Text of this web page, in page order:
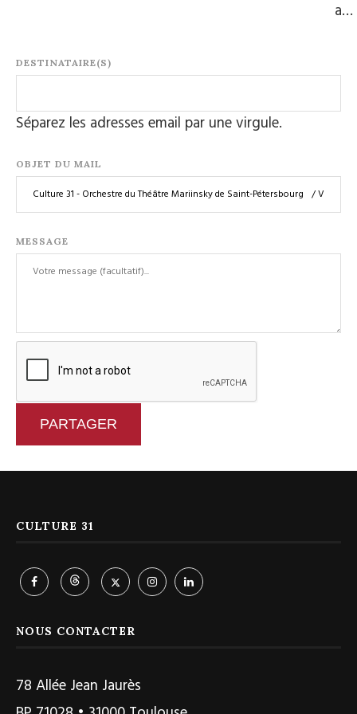
a…
DESTINATAIRE(S)
Séparez les adresses email par une virgule.
OBJET DU MAIL
MESSAGE
PARTAGER
CULTURE 31
NOUS CONTACTER
78 Allée Jean Jaurès